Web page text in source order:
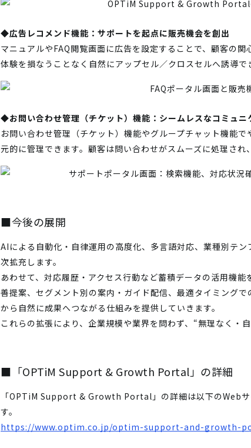
◆広告レコメンド機能：サポートを起点に販売機会を創出
マニュアルやFAQ閲覧画面に広告を設定することで、顧客の
体験を損なうことなく自然にアップセル／クロスセルへ誘導で
◆お問い合わせ管理（チケット）機能：シームレスなコミュニ
お問い合わせ管理（チケット）機能やグループチャット機能
元的に管理できます。顧客は問い合わせがスムーズに処理され
■今後の展開
AIによる自動化・自律運用の高度化、多言語対応、業種別テ
次拡充します。
あわせて、対応履歴・アクセス行動など蓄積データの活用機
善提案、セグメント別の案内・ガイド配信、最適タイミング
から自然に成果へつながる仕組みを提供していきます。
これらの拡張により、企業規模や業界を問わず、“無理なく・
■「OPTiM Support & Growth Portal」の詳細
「OPTiM Support & Growth Portal」の詳細は以下のWebサ
す。
https://www.optim.co.jp/optim-support-and-growth-